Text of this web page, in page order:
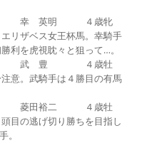
幸 英明 ４歳牝
リザベス女王杯馬。幸騎手
利を虎視眈々と狙って…。
ス 武 豊 ４歳牡
意。武騎手は４勝目の有馬
菱田裕二 ４歳牡
目の逃げ切り勝ちを目指し
。